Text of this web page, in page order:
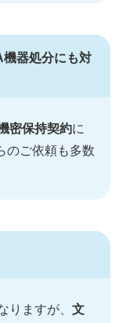
器処分にも対
密保持契約に
のご依頼も多数
りますが、 文